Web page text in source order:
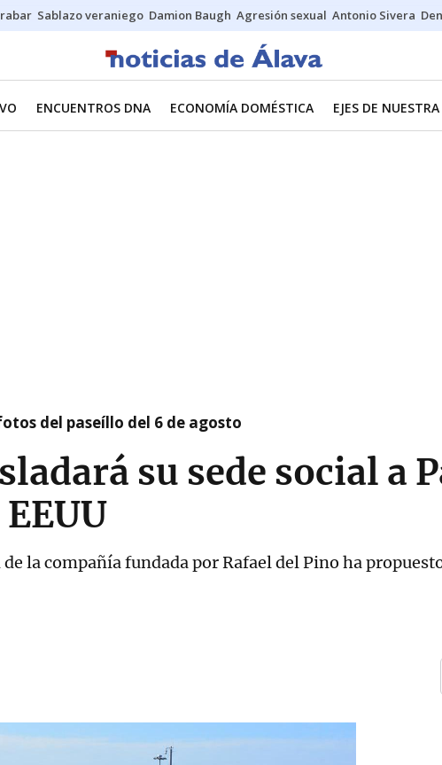
Sablazo veraniego Damion Baugh Agresión sexual Antonio Sivera
ENCUENTROS DNA ECONOMÍA DOMÉSTICA EJES DE
del paseíllo del 6 de agosto
su sede social a
la compañía fundada por Rafael del Pino ha